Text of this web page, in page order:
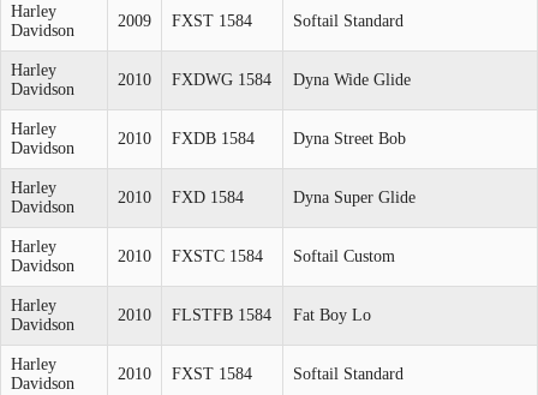
Harley
Davidson
2009 FXST 1584 Softail Standard
Harley
Davidson
2010 FXDWG 1584 Dyna Wide Glide
Harley
Davidson
2010 FXDB 1584 Dyna Street Bob
Harley
Davidson
2010 FXD 1584 Dyna Super Glide
Harley
Davidson
2010 FXSTC 1584 Softail Custom
Harley
Davidson
2010 FLSTFB 1584 Fat Boy Lo
Harley
Davidson
2010 FXST 1584 Softail Standard